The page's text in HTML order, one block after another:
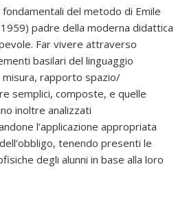
del metodo di Emile
padre della moderna didattica
Far vivere attraverso
basilari del linguaggio
rapporto spazio/
semplici, composte, e quelle
inoltre analizzati
l’applicazione appropriata
tenendo presenti le
degli alunni in base alla loro